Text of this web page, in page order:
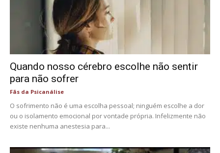
Quando nosso cérebro escolhe não sentir
para não sofrer
Fãs da Psicanálise
O sofrimento não é uma escolha pessoal; ninguém escolhe a dor
ou o isolamento emocional por vontade própria. Infelizmente não
existe nenhuma anestesia para...